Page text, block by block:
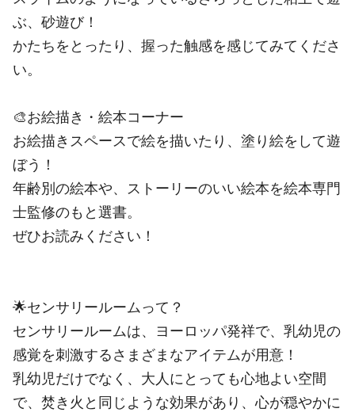
ぶ、砂遊び！
かたちをとったり、握った触感を感じてみてくださ
い。
🎨お絵描き・絵本コーナー
お絵描きスペースで絵を描いたり、塗り絵をして遊
ぼう！
年齢別の絵本や、ストーリーのいい絵本を絵本専門
士監修のもと選書。
ぜひお読みください！
🌟センサリールームって？
センサリールームは、ヨーロッパ発祥で、乳幼児の
感覚を刺激するさまざまなアイテムが用意！
乳幼児だけでなく、大人にとっても心地よい空間
で、焚き火と同じような効果があり、心が穏やかに